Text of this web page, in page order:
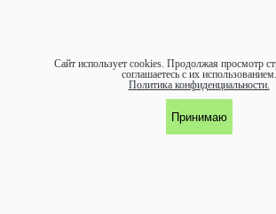
Сайт использует cookies. Продолжая просмотр
соглашаетесь с их использованием.
Политика конфиденциальности.
Принимаю